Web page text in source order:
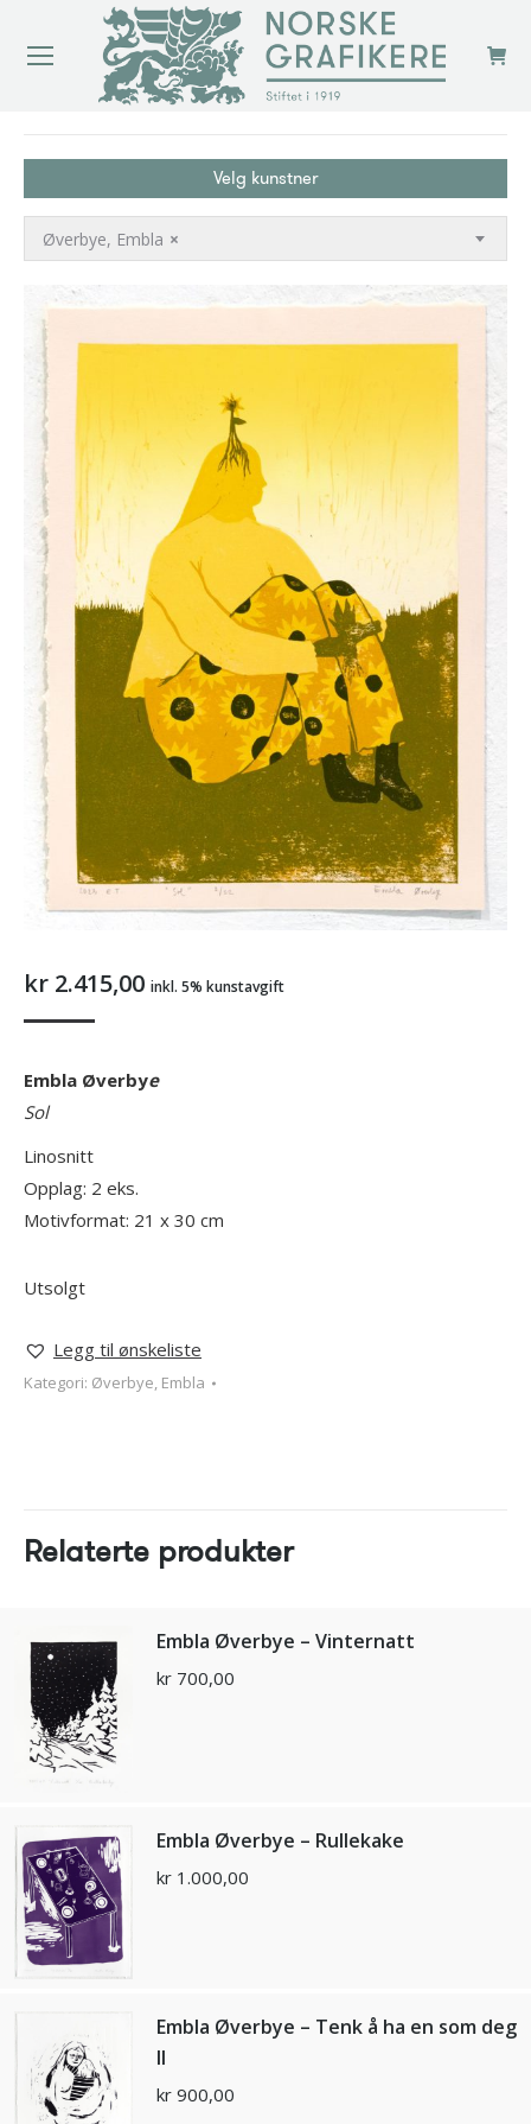
Velg kunstner
×
Øverbye, Embla
kr 2.415,00 inkl. 5% kunstavgift
Embla Øverbye
Sol
Linosnitt
Opplag: 2 eks.
Motivformat: 21 x 30 cm
Utsolgt
Legg til ønskeliste
Kategori: Øverbye, Embla
Relaterte produkter
Embla Øverbye – Vinternatt
kr 700,00
Embla Øverbye – Rullekake
kr 1.000,00
Embla Øverbye – Tenk å ha en som deg
ll
kr 900,00